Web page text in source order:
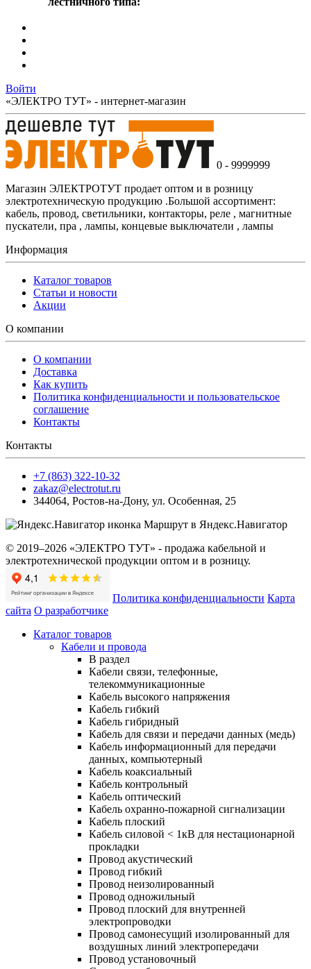
Войти
«ЭЛЕКТРО ТУТ» - интернет-магазин
0 - 9999999
Магазин ЭЛЕКТРОТУТ продает оптом и в розницу
электротехническую продукцию .Большой ассортимент:
кабель, провод, светильники, контакторы, реле , магнитные
пускатели, пра , лампы, концевые выключатели , лампы
Информация
Каталог товаров
Статьи и новости
Акции
О компании
О компании
Доставка
Как купить
Политика конфиденциальности и пользовательское
соглашение
Контакты
Контакты
+7 (863) 322-10-32
zakaz@electrotut.ru
344064, Ростов-на-Дону, ул. Особенная, 25
Маршрут в Яндекс.Навигатор
© 2019–2026 «ЭЛЕКТРО ТУТ» - продажа кабельной и
электротехнической продукции оптом и в розницу.
Политика конфиденциальности Карта
сайта О разработчике
Каталог товаров
Кабели и провода
В раздел
Кабели связи, телефонные,
телекоммуникационные
Кабель высокого напряжения
Кабель гибкий
Кабель гибридный
Кабель для связи и передачи данных (медь)
Кабель информационный для передачи
данных, компьютерный
Кабель коаксиальный
Кабель контрольный
Кабель оптический
Кабель охранно-пожарной сигнализации
Кабель плоский
Кабель силовой < 1кВ для нестационарной
прокладки
Провод акустический
Провод гибкий
Провод неизолированный
Провод одножильный
Провод плоский для внутренней
электропроводки
Провод самонесущий изолированный для
воздушных линий электропередачи
Провод установочный